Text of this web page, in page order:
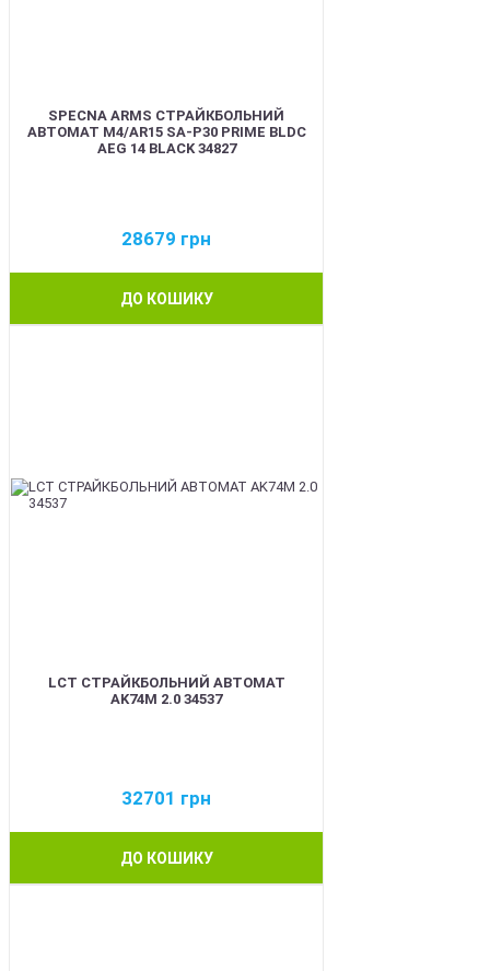
SPECNA ARMS СТРАЙКБОЛЬНИЙ
АВТОМАТ M4/AR15 SA-P30 PRIME BLDC
AEG 14 BLACK 34827
28679 грн
ДО КОШИКУ
LCT СТРАЙКБОЛЬНИЙ АВТОМАТ
AK74M 2.0 34537
32701 грн
ДО КОШИКУ